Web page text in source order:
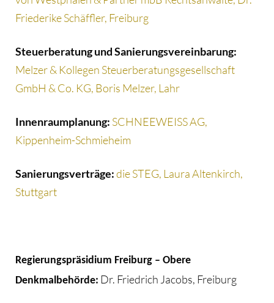
Friederike Schäffler, Freiburg
Steuerberatung und Sanierungsvereinbarung:
Melzer & Kollegen Steuerberatungsgesellschaft
GmbH & Co. KG, Boris Melzer, Lahr
Innenraumplanung: SCHNEEWEISS AG,
Kippenheim-Schmieheim
Sanierungsverträge:die STEG, Laura Altenkirch,
Stuttgart
Regierungspräsidium Freiburg – Obere
Denkmalbehörde: Dr. Friedrich Jacobs, Freiburg